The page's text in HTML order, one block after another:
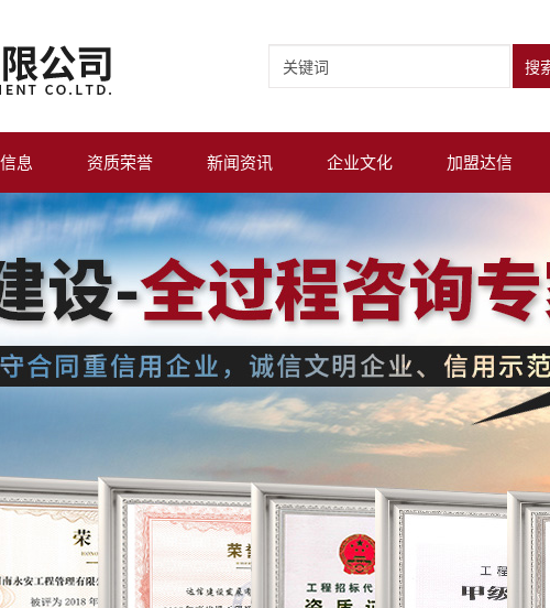
息 资质荣誉 新闻资讯 企业文化 加盟达信